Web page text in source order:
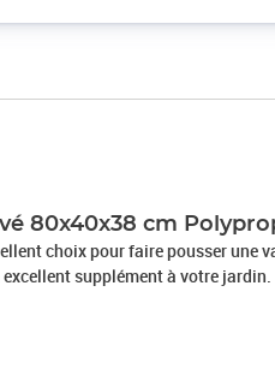
80x40x38 cm
choix pour faire pousser une
supplément à votre
populaire qui est également
à fleurs est suffisamment